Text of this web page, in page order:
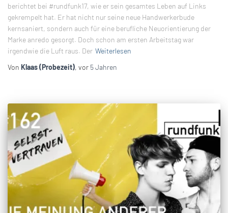
berichtet bei #rundfunk17, wie er sein gesamtes Leben auf Links
gekrempelt hat. Er hat nicht nur seine neue Handwerkerbude
kernsaniert, sondern auch für eine berufliche Neuorientierung der
Marke anredo gesorgt. Doch schon am ersten Arbeitstag war
irgendwie die Luft raus. Der Weiterlesen
Von Klaas (Probezeit), vor 5 Jahren